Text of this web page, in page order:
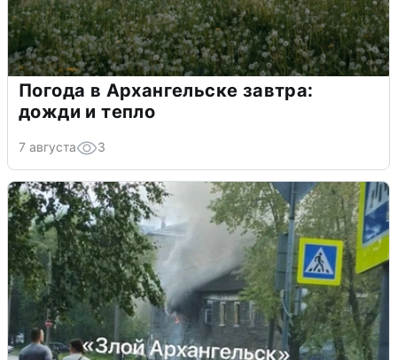
Погода в Архангельске завтра:
дожди и тепло
7 августа 3